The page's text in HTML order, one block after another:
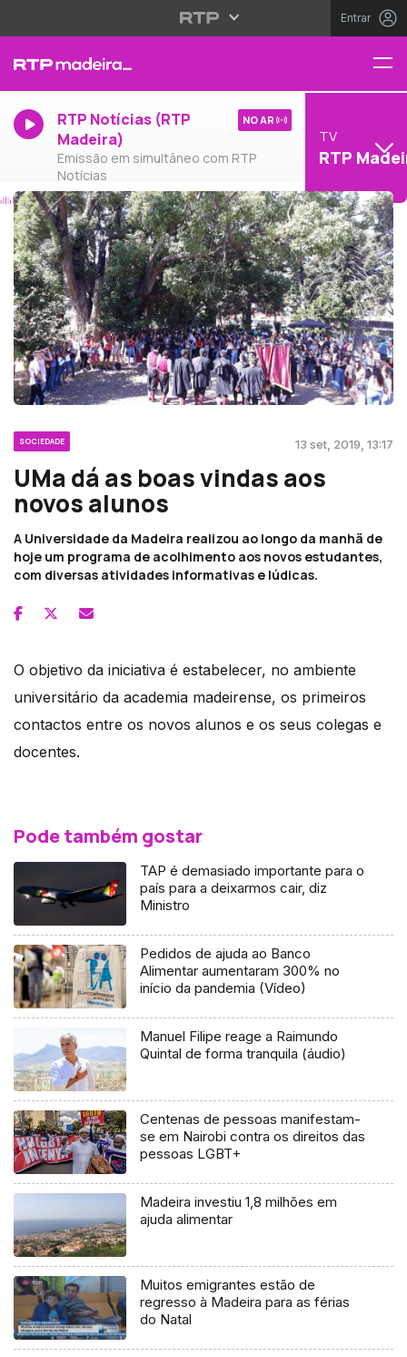
Entrar
RTP Notícias (RTP
Madeira)
Emissão em simultâneo com RTP
Notícias
NO AR
TV
RTP
SOCIEDADE 13 set, 2019, 13:17
UMa dá as boas vindas aos
novos alunos
A Universidade da Madeira realizou ao longo da manhã de
hoje um programa de acolhimento aos novos estudantes,
com diversas atividades informativas e lúdicas.
O objetivo da iniciativa é estabelecer, no ambiente
universitário da academia madeirense, os primeiros
contactos entre os novos alunos e os seus colegas e
docentes.
Pode também gostar
TAP é demasiado importante para o
país para a deixarmos cair, diz
Ministro
Pedidos de ajuda ao Banco
Alimentar aumentaram 300% no
início da pandemia (Vídeo)
Manuel Filipe reage a Raimundo
Quintal de forma tranquila (áudio)
Centenas de pessoas manifestam-
se em Nairobi contra os direitos das
pessoas LGBT+
Madeira investiu 1,8 milhões em
ajuda alimentar
Muitos emigrantes estão de
regresso à Madeira para as férias
do Natal